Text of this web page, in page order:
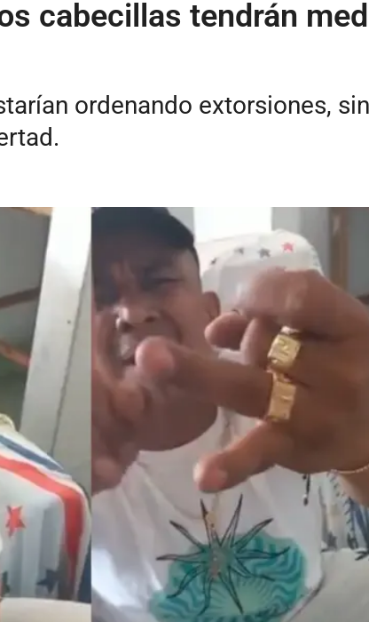
cabecillas tendrán
ordenando extorsiones,